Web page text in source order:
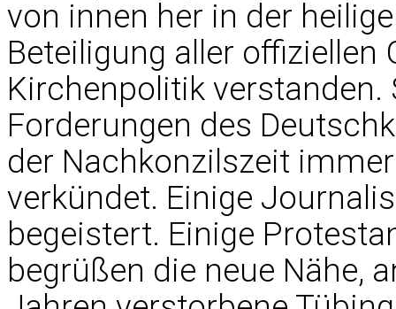
von innen her in der
Beteiligung aller offiziellen
Kirchenpolitik
Forderungen des
der Nachkonzilszeit
verkündet. Einige
begeistert. Einige
begrüßen die neue Nähe,